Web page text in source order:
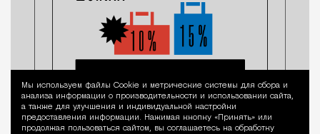
Уведомление
Мы используем файлы Сookie и метрические системы для сбора и
анализа информации о производительности и использовании сайта,
а также для улучшения и индивидуальной настройки
предоставления информации. Нажимая кнопку «Принять» или
продолжая пользоваться сайтом, вы соглашаетесь на обработку